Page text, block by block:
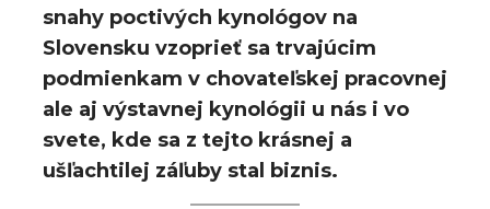
snahy poctivých kynológov na
Slovensku vzoprieť sa trvajúcim
podmienkam v chovateľskej pracovnej
ale aj výstavnej kynológii u nás i vo
svete, kde sa z tejto krásnej a
ušľachtilej záľuby stal biznis.